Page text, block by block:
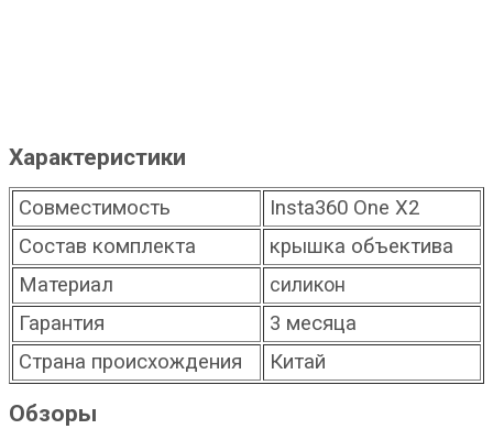
Характеристики
Совместимость
Insta360 One X2
Состав комплекта
крышка объектива
Материал
силикон
Гарантия
3 месяца
Страна происхождения
Китай
Обзоры